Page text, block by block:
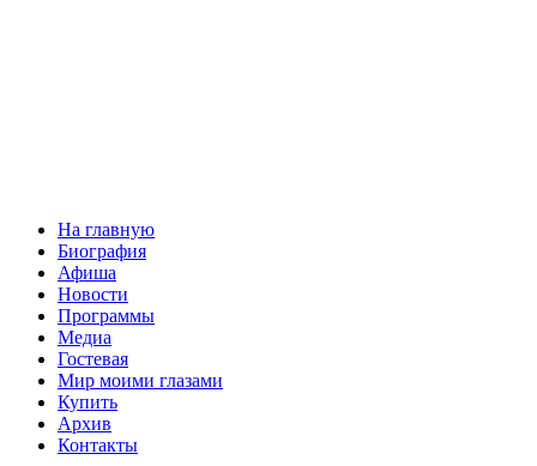
На главную
Биография
Афиша
Новости
Программы
Медиа
Гостевая
Мир моими глазами
Купить
Архив
Контакты